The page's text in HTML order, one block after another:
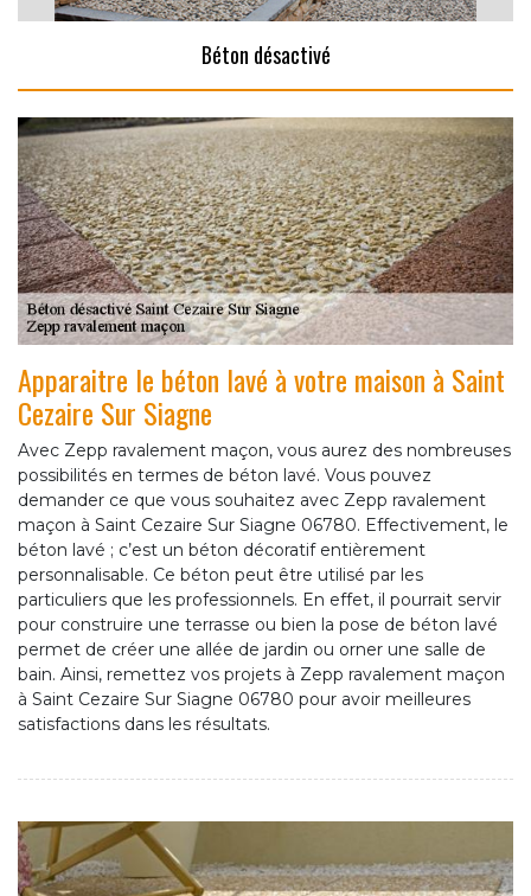
Béton désactivé
Apparaitre le béton lavé à votre maison à Saint
Cezaire Sur Siagne
Avec Zepp ravalement maçon, vous aurez des nombreuses
possibilités en termes de béton lavé. Vous pouvez
demander ce que vous souhaitez avec Zepp ravalement
maçon à Saint Cezaire Sur Siagne 06780. Effectivement, le
béton lavé ; c’est un béton décoratif entièrement
personnalisable. Ce béton peut être utilisé par les
particuliers que les professionnels. En effet, il pourrait servir
pour construire une terrasse ou bien la pose de béton lavé
permet de créer une allée de jardin ou orner une salle de
bain. Ainsi, remettez vos projets à Zepp ravalement maçon
à Saint Cezaire Sur Siagne 06780 pour avoir meilleures
satisfactions dans les résultats.